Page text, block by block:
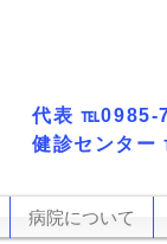
​健診センター
代表​ ℡0985-
病院について